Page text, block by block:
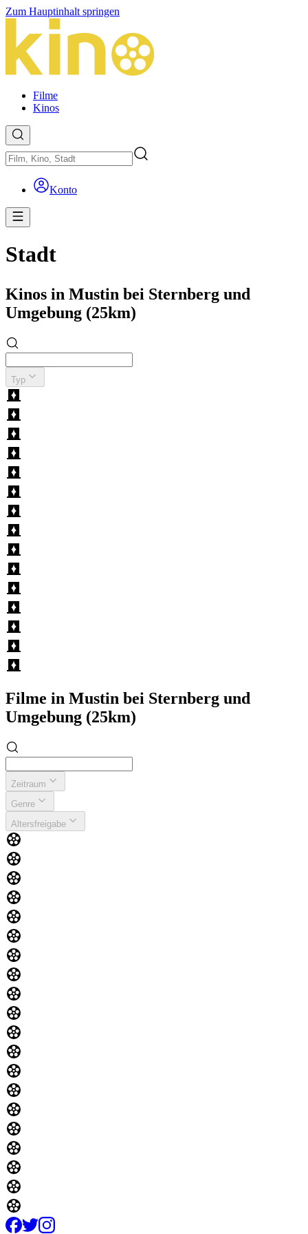
Zum Hauptinhalt springen
Filme
Kinos
Konto
Stadt
Kinos in Mustin bei Sternberg und
Umgebung (25km)
Typ
Filme in Mustin bei Sternberg und
Umgebung (25km)
Zeitraum
Genre
Altersfreigabe